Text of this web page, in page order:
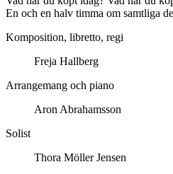
En och en halv timma om samtliga
Komposition, libretto, regi
Freja Hallberg
Arrangemang och piano
Aron Abrahamsson
Solist
Thora Möller Jensen